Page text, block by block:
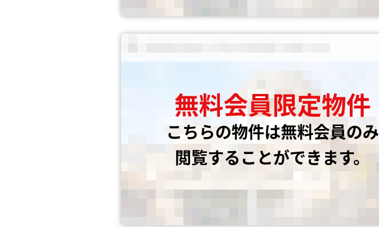
無料会員限定物件
こちらの物件は無料会員のみ
閲覧することができます。